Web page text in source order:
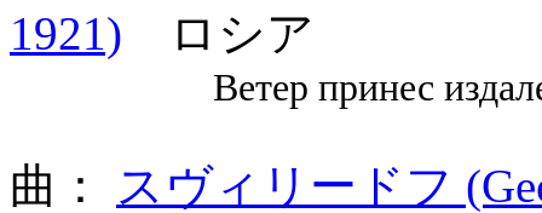
1921) ロシア
Ветер принес
曲：
スヴィリードフ